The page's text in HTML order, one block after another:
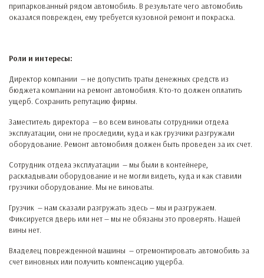
припаркованный рядом автомобиль. В результате чего автомобиль
оказался поврежден, ему требуется кузовной ремонт и покраска.
Роли и интересы:
Директор компании — не допустить траты денежных средств из
бюджета компании на ремонт автомобиля. Кто-то должен оплатить
ущерб. Сохранить репутацию фирмы.
Заместитель директора — во всем виноваты сотрудники отдела
эксплуатации, они не проследили, куда и как грузчики разгружали
оборудование. Ремонт автомобиля должен быть проведен за их счет.
Сотрудник отдела эксплуатации — мы были в контейнере,
раскладывали оборудование и не могли видеть, куда и как ставили
грузчики оборудование. Мы не виноваты.
Грузчик — нам сказали разгружать здесь — мы и разгружаем.
Фиксируется дверь или нет — мы не обязаны это проверять. Нашей
вины нет.
Владелец поврежденной машины — отремонтировать автомобиль за
счет виновных или получить компенсацию ущерба.